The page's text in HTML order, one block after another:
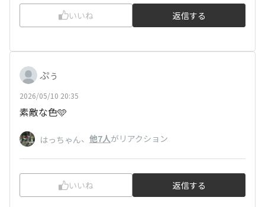
いいね 返信する
ぷぅ
2026/05/10 20:35
素敵な色🩵
はっちゃん、 他7人がリアクション
いいね 返信する